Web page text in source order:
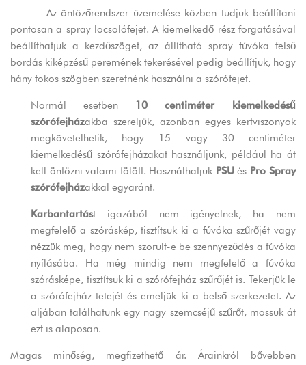
Az öntözőrendszer üzemelése közben tudjuk beállítani
pontosan a spray locsolófejet. A kiemelkedő rész forgatásával
beállíthatjuk a kezdőszöget, az állítható spray fúvóka felső
bordás kiképzésű peremének tekerésével pedig beállítjuk, hogy
hány fokos szögben szeretnénk használni a szórófejet.
Normál esetben 10 centiméter kiemelkedésű
szórófejházakba szereljük, azonban egyes kertviszonyok
megkövetelhetik, hogy 15 vagy 30 centiméter
kiemelkedésű szórófejházakat használjunk, például ha át
kell öntözni valami fölött. Használhatjuk PSUés Pro Spray
szórófejházakkal egyaránt.
Karbantartást igazából nem igényelnek, ha nem
megfelelő a szóráskép, tisztítsuk ki a fúvóka szűrőjét vagy
nézzük meg, hogy nem szorult-e be szennyeződés a fúvóka
nyílásába. Ha még mindig nem megfelelő a fúvóka
szórásképe, tisztítsuk ki a szórófejház szűrőjét is. Tekerjük le
a szórófejház tetejét és emeljük ki a belső szerkezetet. Az
aljában találhatunk egy nagy szemcséjű szűrőt, mossuk át
ezt is alaposan.
Magas minőség, megfizethető ár. Árainkról bővebben